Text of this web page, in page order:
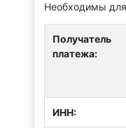
Необходимы
Получатель
платежа:
ИНН: